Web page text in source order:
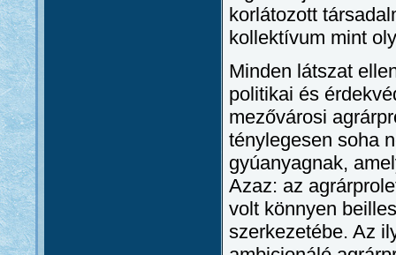
korlátozott
kollektívum mint
Minden látszat
politikai és
mezővárosi
ténylegesen soha
gyúanyagnak,
Azaz: az
volt könnyen
szerkezetébe. Az